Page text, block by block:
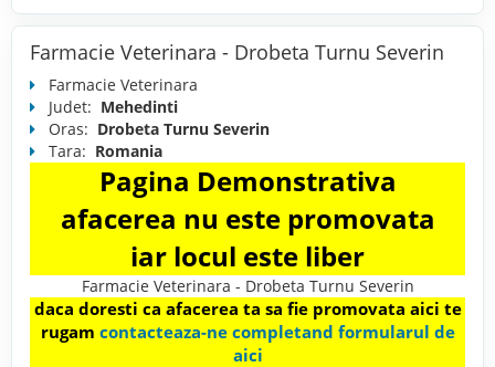
Farmacie Veterinara - Drobeta Turnu Severin
Farmacie Veterinara
Judet: Mehedinti
Oras: Drobeta Turnu Severin
Tara: Romania
Pagina Demonstrativa
afacerea nu este promovata
iar locul este liber
Farmacie Veterinara - Drobeta Turnu Severin
daca doresti ca afacerea ta sa fie promovata aici te
rugam contacteaza-ne completand formularul de
aici